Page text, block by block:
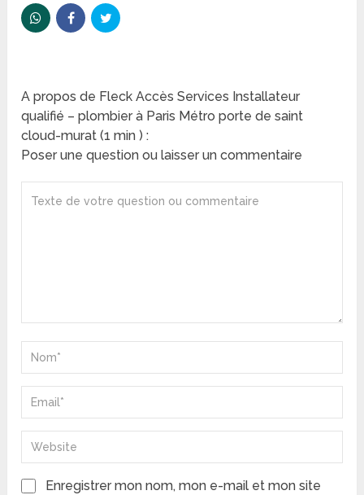
A propos de Fleck Accès Services Installateur
qualifié – plombier à Paris Métro porte de saint
cloud-murat (1 min ) :
Poser une question ou laisser un commentaire
Enregistrer mon nom, mon e-mail et mon site